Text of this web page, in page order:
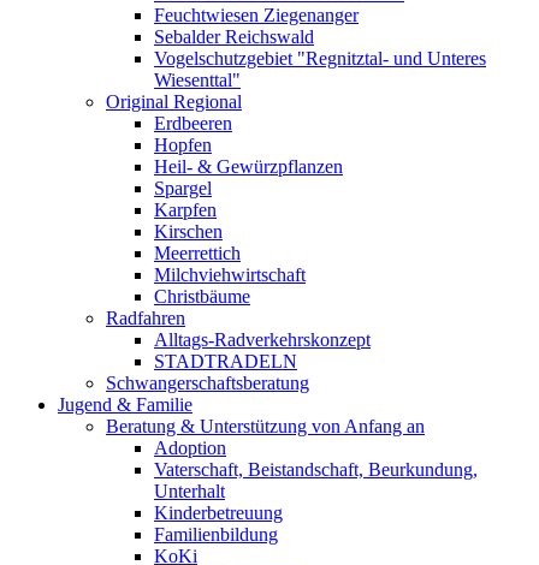
Feuchtwiesen Ziegenanger
Sebalder Reichswald
Vogelschutzgebiet "Regnitztal- und Unteres
Wiesenttal"
Original Regional
Erdbeeren
Hopfen
Heil- & Gewürzpflanzen
Spargel
Karpfen
Kirschen
Meerrettich
Milchviehwirtschaft
Christbäume
Radfahren
Alltags-Radverkehrskonzept
STADTRADELN
Schwangerschaftsberatung
Jugend & Familie
Beratung & Unterstützung von Anfang an
Adoption
Vaterschaft, Beistandschaft, Beurkundung,
Unterhalt
Kinderbetreuung
Familienbildung
KoKi